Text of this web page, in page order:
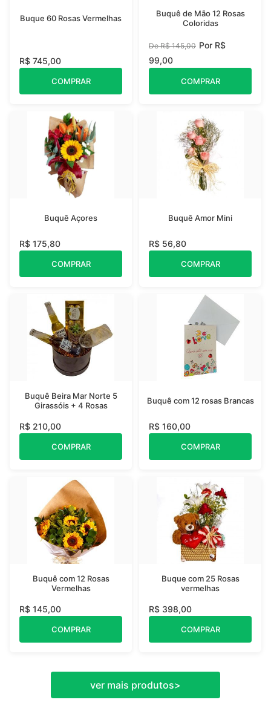
Buque 60 Rosas Vermelhas
R$ 745,00
COMPRAR
Buquê de Mão 12 Rosas
Coloridas
De R$ 145,00 Por R$
99,00
COMPRAR
Buquê Açores
R$ 175,80
COMPRAR
Buquê Amor Mini
R$ 56,80
COMPRAR
Buquê Beira Mar Norte 5
Girassóis + 4 Rosas
R$ 210,00
COMPRAR
Buquê com 12 rosas Brancas
R$ 160,00
COMPRAR
Buquê com 12 Rosas
Vermelhas
R$ 145,00
COMPRAR
Buque com 25 Rosas
vermelhas
R$ 398,00
COMPRAR
ver mais produtos>